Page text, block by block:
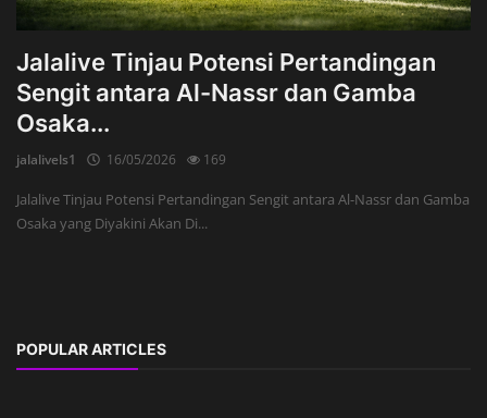
Jalalive Tinjau Potensi Pertandingan
Sengit antara Al-Nassr dan Gamba
Osaka...
jalalivels1 16/05/2026 169
Jalalive Tinjau Potensi Pertandingan Sengit antara Al-Nassr dan Gamba
Osaka yang Diyakini Akan Di...
POPULAR ARTICLES